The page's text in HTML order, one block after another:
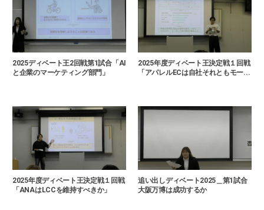
2025ディベート王2回戦第1試合「AI
と企業のマーケティング部門」
2025年度ディベート王決定戦１回戦
「アパレルECは自社それともモー...
2025年度ディベート王決定戦１回戦
「ANAはLCCを維持すべきか」
追い出しディベート2025＿第1試合
大阪万博は成功するか